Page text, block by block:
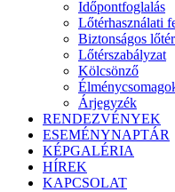
Időpontfoglalás
Lőtérhasználati
Biztonságos
Lőtérszabályzat
Kölcsönző
Árjegyzék
RENDEZVÉNYEK
ESEMÉNYNAPTÁR
KÉPGALÉRIA
HÍREK
KAPCSOLAT